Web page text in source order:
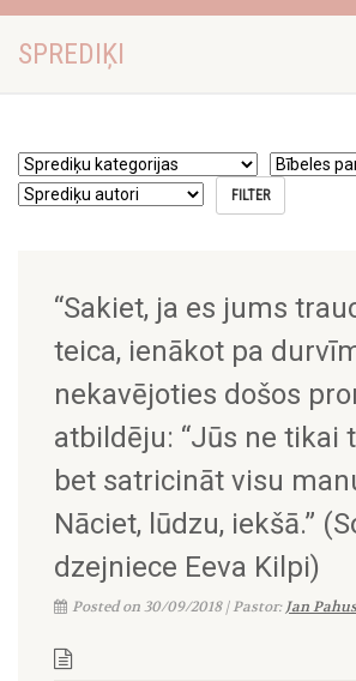
SPREDIĶI
“Sakiet, ja es jums
teica, ienākot pa
nekavējoties došos
atbildēju: “Jūs ne tikai
bet satricināt visu
Nāciet, lūdzu, iekšā.”
dzejniece Eeva Kilpi)
Posted on 30/09/2018 | Pastor:Jan